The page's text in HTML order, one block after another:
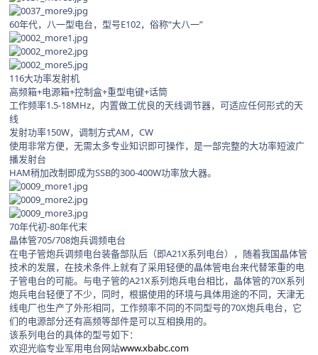
60年代，八一型电台，型号E102，俗称“大八一”
116大功率发射机
高频箱+电源箱+控制盒+重型电键+话筒
工作频率1.5-18MHz，内置做工优良的天线调节器，可适应任何形式的天
线
发射功率150W，调制方式AM，CW
使用非常方便，无需太多专业知识即可操作，是一部完整的大功率短波广
播发射台
HAM稍加改制即成为SSB的300-400W功率放大器。
70年代初-80年代末
晶体管705/708炮兵调频电台
在电子管炮兵调频电台装备部队后（即A21X系列电台），随着我国晶体管
技术的发展，在技术条件上就有了采用轻便的晶体管电台来代替笨重的电
子管电台的可能。与电子管的A21X系列炮兵电台相比，晶体管的70X系列
炮兵电台轻便了不少，同时，根据使用的环境与具体用途的不同，天津无
线电厂也生产了外形相同，工作频率不同的不同型号的70X炮兵电台，它
们的电源部分还有高频等部件是可以互相换用的。
该系列电台的具体的型号如下：
欢迎光临专业军用电台网站www.xbabc.com